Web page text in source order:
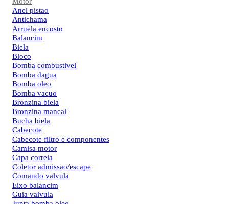
Anel pistao
Antichama
Arruela encosto
Balancim
Biela
Bloco
Bomba combustivel
Bomba dagua
Bomba oleo
Bomba vacuo
Bronzina biela
Bronzina mancal
Bucha biela
Cabecote
Cabecote filtro e componentes
Camisa motor
Capa correia
Coletor admissao/escape
Comando valvula
Eixo balancim
Guia valvula